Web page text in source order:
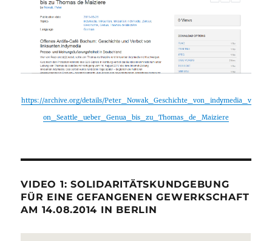
https://archive.org/details/Peter_Nowak_Geschichte_von_indymedia_v
on_Seattle_ueber_Genua_bis_zu_Thomas_de_Maiziere
VIDEO 1: SOLIDARITÄTSKUNDGEBUNG
FÜR EINE GEFANGENEN GEWERKSCHAFT
AM 14.08.2014 IN BERLIN